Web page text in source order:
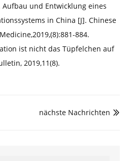
Aufbau und Entwicklung eines
in China [J]. Chinese
884.
ist nicht das Tüpfelchen auf
2019,11(8).

nächste Nachrichten